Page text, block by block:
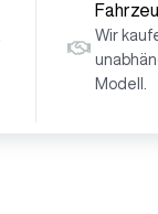
Wir
Modell.